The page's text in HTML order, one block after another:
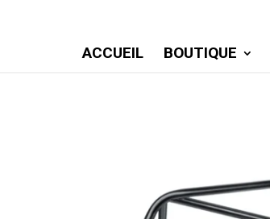
ACCUEIL BOUTIQUE